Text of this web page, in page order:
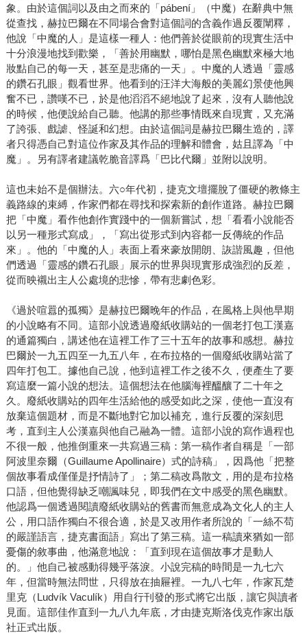
象。由於這個詞以及由之而來的「pábení」（中魔）在辭典中無
從查找，赫拉巴爾在不同場合會對這個詞的含義作過反覆闡釋，
他說「中魔的人」是這樣一種人：他們善於從眼前的現實生活中
十分浪漫地找到歡樂，「善於用幽默，哪怕是黑色幽默來極大地
妝點自己的每一天，甚至是悲痛的一天」。中魔的人透過「靈感
的鑽石孔眼」觀看世界。他看到的汪洋大海般的美麗幻景使他興
奮不已，讚嘆不已，於是他滔滔不絕地說了起來，沒有人聽他說
的時候，他便說給自己聽。他講的那些事情既來自現實，又充滿
了誇張、戲謔、怪誕和幻想。由於這個詞是赫拉巴爾生造的，譯
者只得憑自己對這位作家及其作品的理解和體會，姑且譯為「中
魔」。另有譯者建議乾脆音譯爲「巴比代爾」並附以說明。
這也未始不是個辦法。六○年代初，捷克文壇擺脫了僵硬的教條主
義路線的束縛，作家們都在尋找和探索新的創作道路。赫拉巴爾
把「中魔」看作他創作實踐中的一個新嘗試，想「看看小說能否
以另一種形式寫成」，「寫出從形式到內容都一反傳統的作品
來」。他的「中魔的人」表面上看來豪放開朗、詼諧風趣，但他
們透過「靈感的鑽石孔眼」展示的世界與現實形成強烈的反差，
從而映襯出主人公處境的悲慘，帶有悲劇色彩。
《過於喧囂的孤獨》是赫拉巴爾晚年的作品，在風格上與他早期
的小說略有不同。這部小說透過廢紙收購站的一個老打包工漢嘉
的通篇獨白，講述他在這裡工作了三十五年的故事和感想。赫拉
巴爾於一九五四至一九五八年，在布拉格的一個廢紙收購站當了
四年打包工。據他自己說，他到這裡工作之後不久，便產生了要
寫這麼一篇小說的想法。這個想法在他腦海裡醞釀了二十年之
久。廢紙收購站的四年生活給他的感受如此之深，使他一直沒有
放棄這個題材，而是不斷地對它加以補充，進行反覆的深刻思
考，直到主人公漢嘉與他自己融為一體。這部小說的寫作過程也
不很一般，他推倒重來一共寫過三稿：第一稿作者自稱是「一部
阿波里奈爾（Guillaume Apollinaire）式的詩稿」，因爲他「把整
個故事看成僅僅是抒情詩了」；第二稿改爲散文，用的是布拉格
口語，但他覺得缺乏嘲諷味兒，即我們在文中感受的黑色幽默。
他認爲一個透過閱讀廢紙收購站的舊書而無意成為文化人的主人
公，用口語作獨白不很合適，於是又改用作者所說的「一絲不苟
的嚴謹語言，捷克書面語」寫出了第三稿。這一稿讀來猶如一部
憂傷的敘事曲，他滿意地說：「直到現在這個故事才是動人
的。」他自己被感動得幾乎落淚。小說完稿的時間是一九七六
年，但當時無法問世，只得放在抽屜裡。一九八七年，作家瓦楚
里克（Ludvík Vaculík）用自行刊發的形式將它出版，讓它與讀者
見面。這部佳作直到一九八九年底，才由捷克斯洛伐克作家出版
社正式出版。